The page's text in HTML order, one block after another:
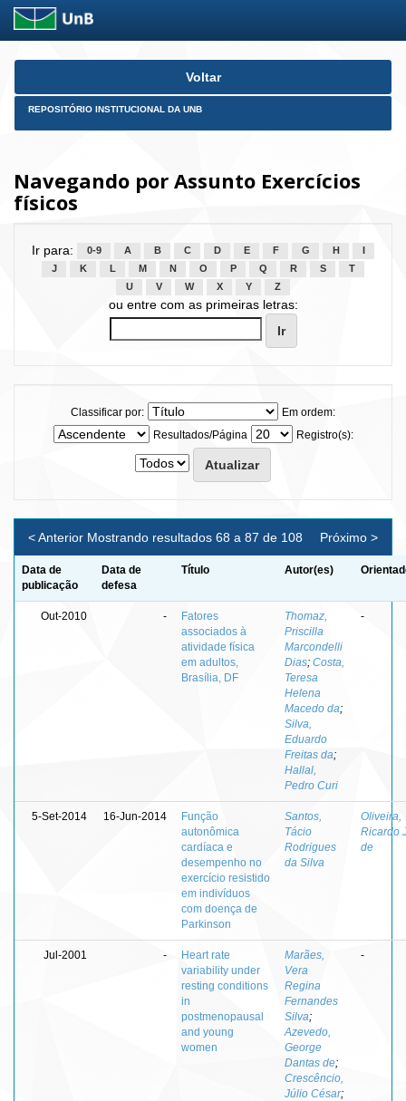
Skip
Voltar
REPOSITÓRIO INSTITUCIONAL DA UNB
Navegando por Assunto Exercícios
físicos
Ir para: 0-9 A B C D E F G H
J
K L M N O P Q R S
T
U
V W X Y Z
ou entre com as primeiras letras:
Classificar por:
Em ordem:
Resultados/Página
Registro(s):
Mostrando resultados 68 a 87 de 108
< Anterior Próximo >
Data de
publicação
Data de
defesa
Título Autor(es)
Out-2010 -
Fatores
associados à
atividade física
em adultos,
Brasília, DF
Thomaz,
Priscilla
Marcondelli
Dias; Costa,
Teresa
Helena
Macedo da;
Silva,
Eduardo
Freitas da;
Hallal,
Pedro Curi
-
5-Set-2014 16-Jun-2014
Função
autonômica
cardíaca e
desempenho no
exercício resistido
em indivíduos
com doença de
Parkinson
Santos,
Tácio
Rodrigues
da Silva
Oliveira,
Ricardo
de
Jul-2001 -
Heart rate
variability under
resting conditions
in
postmenopausal
and young
women
Marães,
Vera
Regina
Fernandes
Silva;
Azevedo,
George
Dantas de;
Crescêncio,
Júlio César;
-